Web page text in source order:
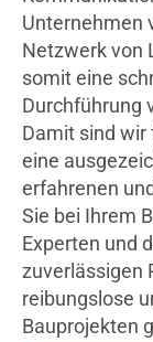
Unternehmen
Netzwerk von
somit eine
Durchführung
Damit sind wir
eine
erfahrenen
Sie bei Ihrem
Experten und
zuverlässigen
reibungslose
Bauprojekten